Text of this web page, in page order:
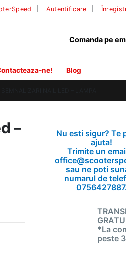
Autentificare
Comanda pe
ne! Blog
–
Nu esti sigur? Te
ajuta!
Trimite un
sau ne poti
numarul de
*La
peste